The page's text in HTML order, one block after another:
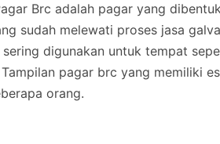
Brc adalah pagar yang
sudah melewati proses jasa
digunakan untuk tempat
pagar brc yang memiliki
orang.